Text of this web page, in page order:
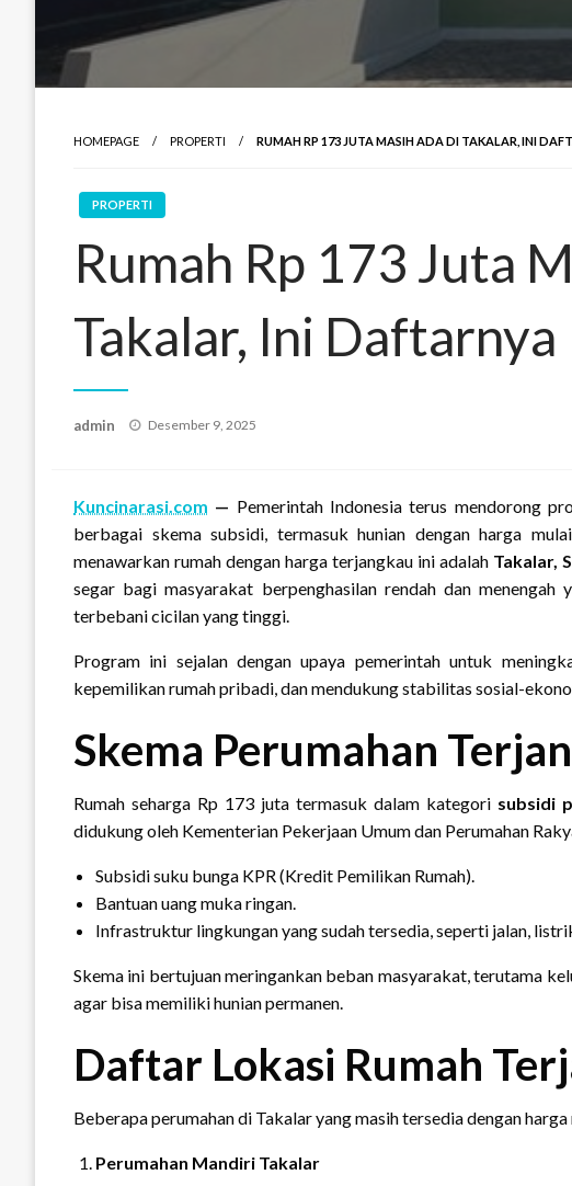
HOMEPAGE PROPERTI RUMAH RP 173 JUTA MASIH ADA DI TAKALAR, INI
PROPERTI
Rumah Rp 173 Juta
Takalar, Ini Daftarnya
admin
Posted
Desember 9, 2025
Kuncinarasi.com — Pemerintah Indonesia terus mendorong
berbagai skema subsidi, termasuk hunian dengan harga
menawarkan rumah dengan harga terjangkau ini adalah Takalar,
segar bagi masyarakat berpenghasilan rendah dan
terbebani cicilan yang tinggi.
Program ini sejalan dengan upaya pemerintah untuk
kepemilikan rumah pribadi, dan mendukung stabilitas sosial-
Skema Perumahan
Rumah seharga Rp 173 juta termasuk dalam kategori subsidi
didukung oleh Kementerian Pekerjaan Umum dan Perumahan
Subsidi suku bunga KPR (Kredit Pemilikan Rumah).
Bantuan uang muka ringan.
Infrastruktur lingkungan yang sudah tersedia, seperti jalan,
Skema ini bertujuan meringankan beban masyarakat, terutama
agar bisa memiliki hunian permanen.
Daftar Lokasi Rumah
Beberapa perumahan di Takalar yang masih tersedia dengan
Perumahan Mandiri Takalar